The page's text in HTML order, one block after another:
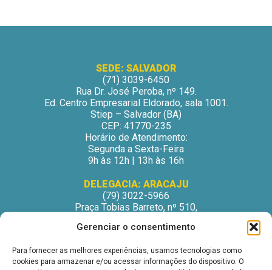
Gerenciar o consentimento
Para fornecer as melhores experiências, usamos tecnologias como
cookies para armazenar e/ou acessar informações do dispositivo. O
SEDE: SALVADOR
(71) 3039-6450
Rua Dr. José Peroba, nº 149.
Ed. Centro Empresarial Eldorado, sala 1001.
Stiep – Salvador (BA)
CEP: 41770-235
Horário de Atendimento:
Segunda a Sexta-Feira
9h às 12h | 13h às 16h
DELEGACIA: ARACAJU
(79) 3022-5966
Praça Tobias Barreto, nº 510,
São José – Aracaju/SE
Horário de Atendimento:
Segunda a Sexta-Feira